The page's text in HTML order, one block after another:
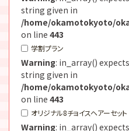
string given in
/home/okamotokyoto/
on line 443
学割プラン
Warning: in_array()
string given in
/home/okamotokyoto/
on line 443
オリジナル8チョイスヘアーセット
Warning: in_array()